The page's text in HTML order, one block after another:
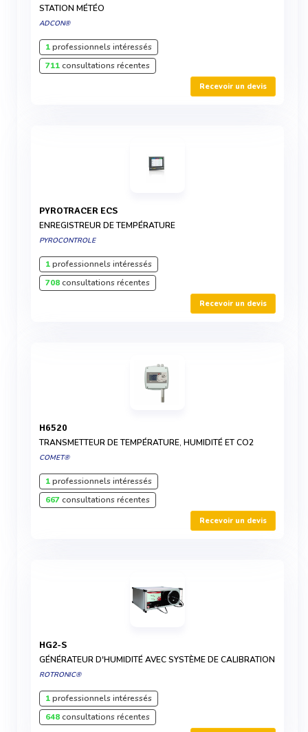
STATION MÉTÉO
ADCON®
1professionnels intéressés
711consultations récentes
Recevoir un devis
PYROTRACER ECS
ENREGISTREUR DE TEMPÉRATURE
PYROCONTROLE
1professionnels intéressés
708consultations récentes
Recevoir un devis
H6520
TRANSMETTEUR DE TEMPÉRATURE, HUMIDITÉ ET CO2
COMET®
1professionnels intéressés
667consultations récentes
Recevoir un devis
HG2-S
GÉNÉRATEUR D'HUMIDITÉ AVEC SYSTÈME DE CALIBRATION
ROTRONIC®
1professionnels intéressés
648consultations récentes